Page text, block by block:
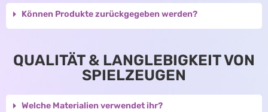
Können Produkte zurückgegeben werden?
QUALITÄT & LANGLEBIGKEIT VON
SPIELZEUGEN
Welche Materialien verwendet ihr?